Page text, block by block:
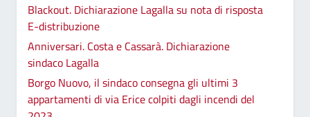
Blackout. Dichiarazione Lagalla su nota di risposta
E-distribuzione
Anniversari. Costa e Cassarà. Dichiarazione
sindaco Lagalla
Borgo Nuovo, il sindaco consegna gli ultimi 3
appartamenti di via Erice colpiti dagli incendi del